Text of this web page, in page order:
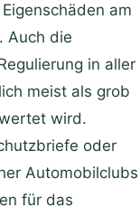
am
Auch die
in aller
meist als grob
wird.
oder
Automobilclubs
für das